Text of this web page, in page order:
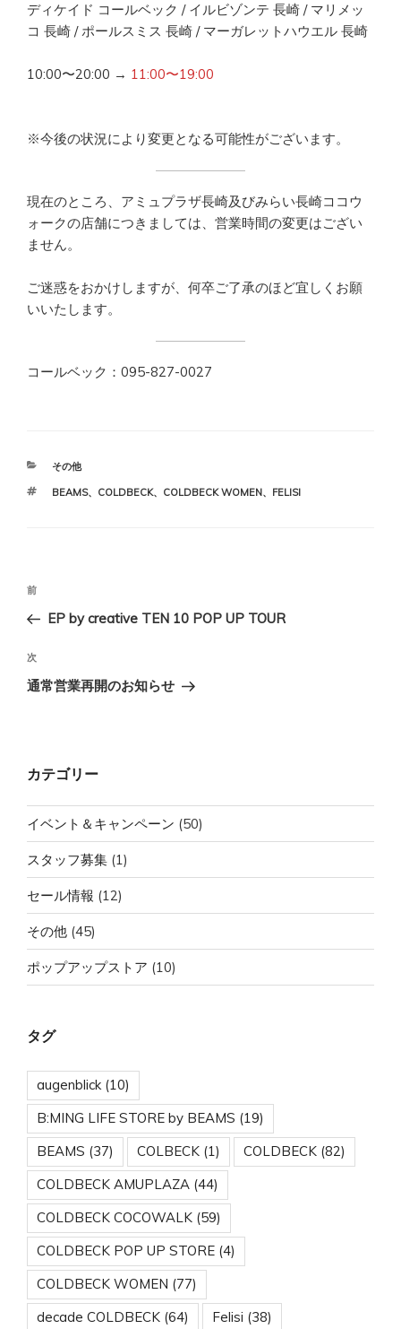
ディケイド コールベック / イルビゾンテ 長崎 / マリメッ
コ 長崎 / ポールスミス 長崎 / マーガレットハウエル 長崎
10:00〜20:00 → 11:00〜19:00
※今後の状況により変更となる可能性がございます。
現在のところ、アミュプラザ長崎及びみらい長崎ココウ
ォークの店舗につきましては、営業時間の変更はござい
ません。
ご迷惑をおかけしますが、何卒ご了承のほど宜しくお願
いいたします。
コールベック：095-827-0027
カ
ゴ
その他
タ
BEAMS、 COLDBECK、 COLDBECK WOMEN、 FELISI
投
ナ
ビ
ゲ
ン
前
の
稿
前
EP by creative TEN 10 POP UP TOUR
次
の
次
通常営業再開のお知らせ
カテゴリー
イベント＆キャンペーン (50)
スタッフ募集 (1)
セール情報 (12)
その他 (45)
ポップアップストア (10)
タグ
augenblick(10)
B:MING LIFE STORE by BEAMS (19)
BEAMS (37) COLBECK (1) COLDBECK (82)
COLDBECK AMUPLAZA (44)
COLDBECK COCOWALK (59)
COLDBECK POP UP STORE (4)
COLDBECK WOMEN (77)
decade COLDBECK (64) Felisi (38)